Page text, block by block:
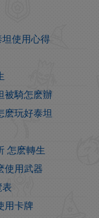
使用心得
被騎怎麽辦
麽玩好泰坦
怎麽轉生
使用武器
表
用卡牌